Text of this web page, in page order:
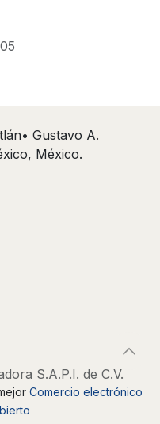
Gustavo A.
México.
S.A.P.I. de C.V.
Comercio electrónico